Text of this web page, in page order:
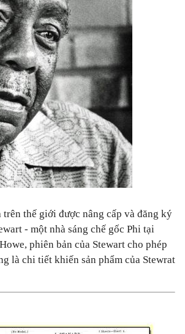
thế giới được nâng cấp và đăng ký
- một nhà sáng chế gốc Phi tại
phiên bản của Stewart cho phép
là chi tiết khiến sản phẩm của Stewrat